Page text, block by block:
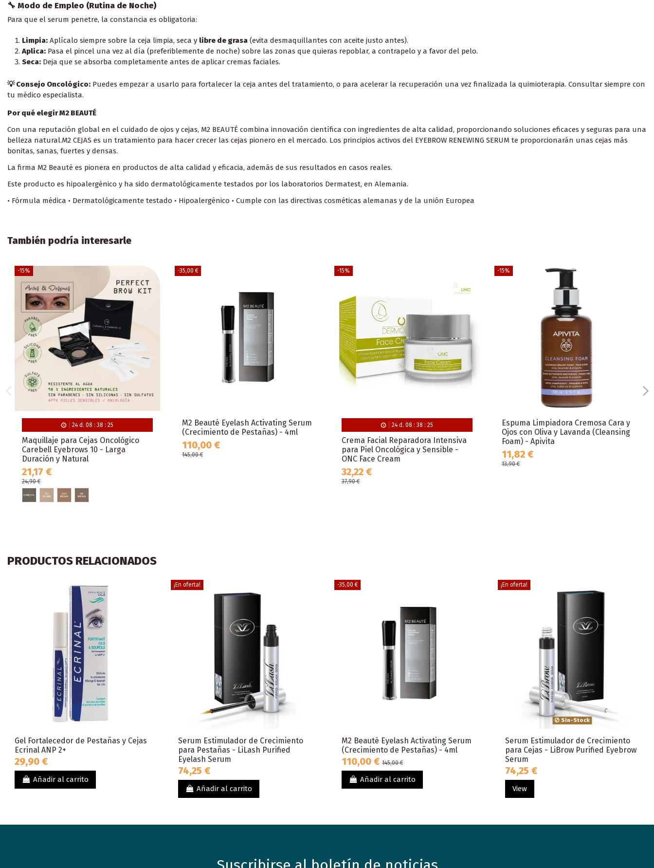
🔧 Modo de Empleo (Rutina de Noche)
Para que el serum penetre, la constancia es obligatoria:
Limpia: Aplícalo siempre sobre la ceja limpia, seca y libre de grasa (evita desmaquillantes con aceite justo antes).
Aplica: Pasa el pincel una vez al día (preferiblemente de noche) sobre las zonas que quieras repoblar, a contrapelo y a favor del pelo.
Seca: Deja que se absorba completamente antes de aplicar cremas faciales.
💡 Consejo Oncológico: Puedes empezar a usarlo para fortalecer la ceja antes del tratamiento, o para acelerar la recuperación una vez finalizada la quimioterapia. Consultar siempre con
tu médico especialista.
Por qué elegir M2 BEAUTÉ
Con una reputación global en el cuidado de ojos y cejas, M2 BEAUTÉ combina innovación científica con ingredientes de alta calidad, proporcionando soluciones eficaces y seguras para una
belleza natural.M2 CEJAS es un tratamiento para hacer crecer las cejas pionero en el mercado. Los principios activos del EYEBROW RENEWING SERUM te proporcionarán unas cejas más
bonitas, sanas, fuertes y densas.
La firma M2 Beauté es pionera en productos de alta calidad y eficacia, además de sus resultados en casos reales.
Este producto es hipoalergénico y ha sido dermatológicamente testados por los laboratorios Dermatest, en Alemania.
• Fórmula médica • Dermatológicamente testado • Hipoalergénico • Cumple con las directivas cosméticas alemanas y de la unión Europea
También podría interesarle
-15%
24d. 08 : 38 : 24
Maquillaje para Cejas Oncológico
Carebell Eyebrows 10 - Larga
Duración y Natural
21,17 €
24,90 €
-35,00 €
M2 Beauté Eyelash Activating Serum
(Crecimiento de Pestañas) - 4ml
110,00 €
145,00 €
-15%
24d. 08 : 38 : 24
Crema Facial Reparadora Intensiva
para Piel Oncológica y Sensible -
ONC Face Cream
32,22 €
37,90 €
-15%
Espuma Limpiadora Cremosa Cara y
Ojos con Oliva y Lavanda (Cleansing
Foam) - Apivita
11,82 €
13,90 €
PRODUCTOS RELACIONADOS
Gel Fortalecedor de Pestañas y Cejas
Ecrinal ANP 2+
29,90 €
Añadir al carrito
¡En oferta!
Serum Estimulador de Crecimiento
para Pestañas - LiLash Purified
Eyelash Serum
74,25 €
Añadir al carrito
-35,00 €
M2 Beauté Eyelash Activating Serum
(Crecimiento de Pestañas) - 4ml
110,00 € 145,00 €
Añadir al carrito
¡En oferta!
Sin-Stock
Serum Estimulador de Crecimiento
para Cejas - LiBrow Purified Eyebrow
Serum
74,25 €
View